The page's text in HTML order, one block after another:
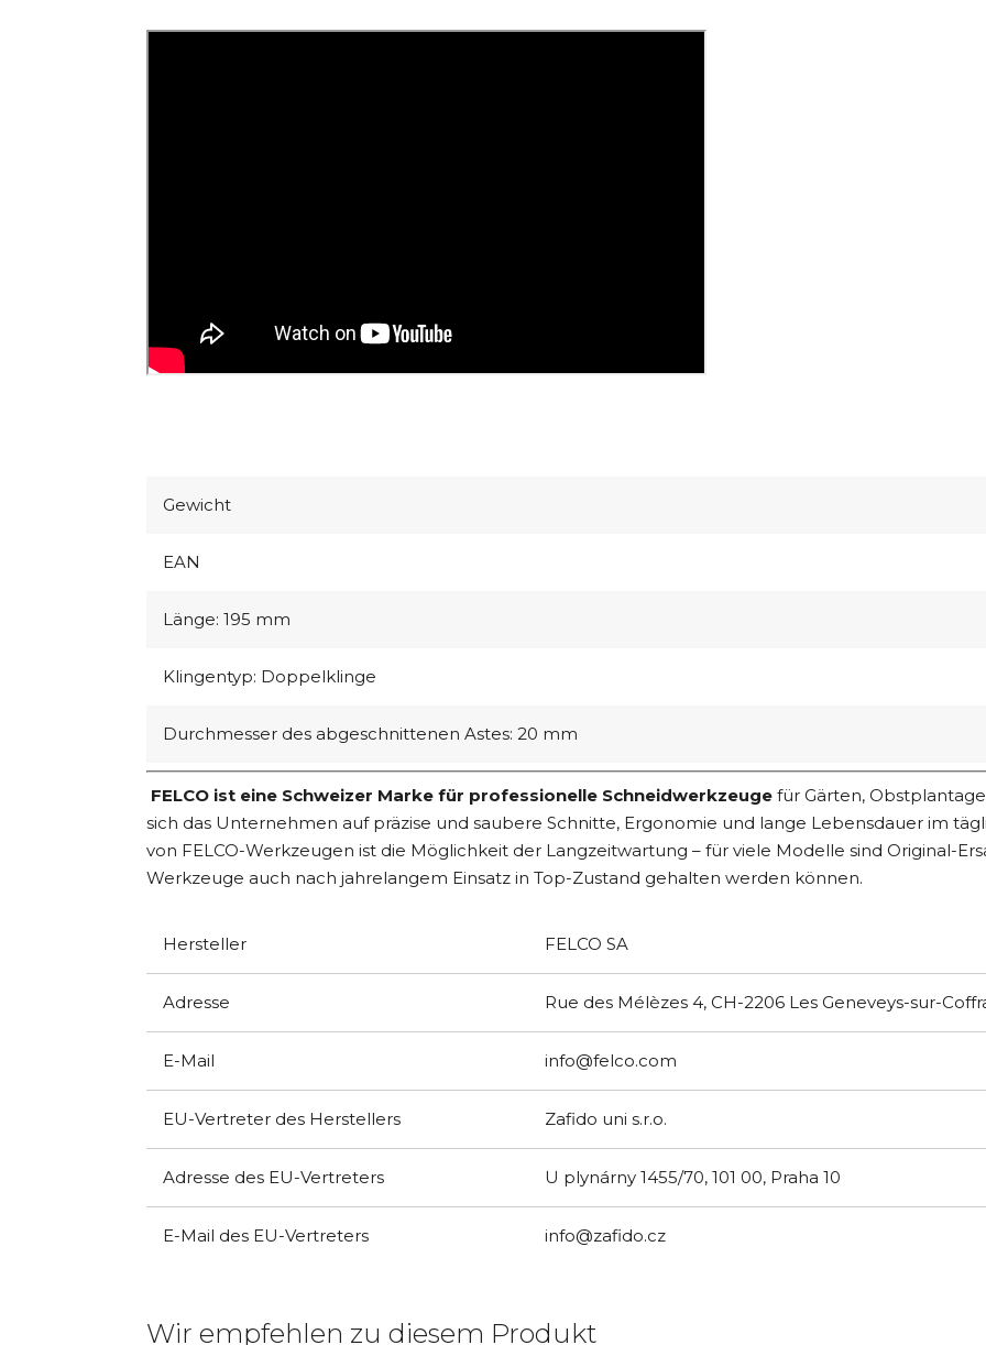
Gewicht
EAN
Länge: 195 mm
Klingentyp: Doppelklinge
Durchmesser des abgeschnittenen Astes: 20 mm
FELCO ist eine Schweizer Marke für professionelle Schneidwerkzeuge für Gärten,
sich das Unternehmen auf präzise und saubere Schnitte, Ergonomie und lange Lebensdauer im
von FELCO-Werkzeugen ist die Möglichkeit der Langzeitwartung – für viele Modelle sind Original-
Werkzeuge auch nach jahrelangem Einsatz in Top-Zustand gehalten werden können.
Hersteller FELCO SA
Adresse Rue des Mélèzes 4, CH-2206 Les Geneveys-sur-
E-Mail info@felco.com
EU-Vertreter des Herstellers Zafido uni s.r.o.
Adresse des EU-Vertreters U plynárny 1455/70, 101 00, Praha 10
E-Mail des EU-Vertreters info@zafido.cz
Wir empfehlen zu diesem Produkt